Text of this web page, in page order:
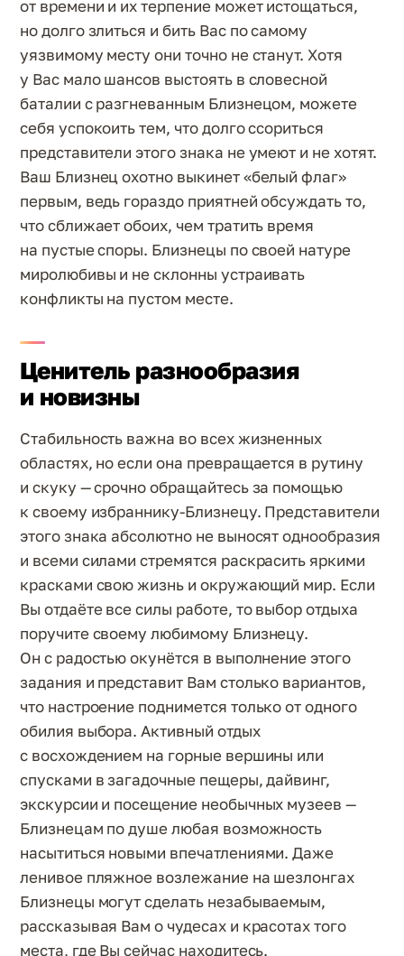
от времени и их терпение может истощаться,
но долго злиться и бить Вас по самому
уязвимому месту они точно не станут. Хотя
у Вас мало шансов выстоять в словесной
баталии с разгневанным Близнецом, можете
себя успокоить тем, что долго ссориться
представители этого знака не умеют и не хотят.
Ваш Близнец охотно выкинет «белый флаг»
первым, ведь гораздо приятней обсуждать то,
что сближает обоих, чем тратить время
на пустые споры. Близнецы по своей натуре
миролюбивы и не склонны устраивать
конфликты на пустом месте.
Ценитель разнообразия
и новизны
Стабильность важна во всех жизненных
областях, но если она превращается в рутину
и скуку — срочно обращайтесь за помощью
к своему избраннику-Близнецу. Представители
этого знака абсолютно не выносят однообразия
и всеми силами стремятся раскрасить яркими
красками свою жизнь и окружающий мир. Если
Вы отдаёте все силы работе, то выбор отдыха
поручите своему любимому Близнецу.
Он с радостью окунётся в выполнение этого
задания и представит Вам столько вариантов,
что настроение поднимется только от одного
обилия выбора. Активный отдых
с восхождением на горные вершины или
спусками в загадочные пещеры, дайвинг,
экскурсии и посещение необычных музеев —
Близнецам по душе любая возможность
насытиться новыми впечатлениями. Даже
ленивое пляжное возлежание на шезлонгах
Близнецы могут сделать незабываемым,
рассказывая Вам о чудесах и красотах того
места, где Вы сейчас находитесь.